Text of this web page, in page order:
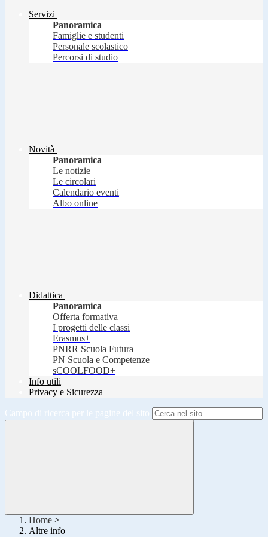
Servizi
Panoramica
Famiglie e studenti
Personale scolastico
Percorsi di studio
Novità
Panoramica
Le notizie
Le circolari
Calendario eventi
Albo online
Didattica
Panoramica
Offerta formativa
I progetti delle classi
Erasmus+
PNRR Scuola Futura
PN Scuola e Competenze
sCOOLFOOD+
Info utili
Privacy e Sicurezza
Campo di ricerca per le pagine del sito
Home >
Altre info